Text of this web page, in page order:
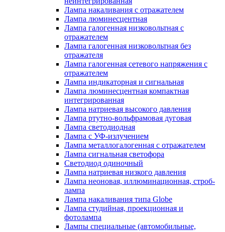
Лампа накаливания с отражателем
Лампа люминесцентная
Лампа галогенная низковольтная с
отражателем
Лампа галогенная низковольтная без
отражателя
Лампа галогенная сетевого напряжения с
отражателем
Лампа индикаторная и сигнальная
Лампа люминесцентная компактная
интегрированная
Лампа натриевая высокого давления
Лампа ртутно-вольфрамовая дуговая
Лампа светодиодная
Лампа с УФ-излучением
Лампа металлогалогенная с отражателем
Лампа сигнальная светофора
Светодиод одиночный
Лампа натриевая низкого давления
Лампа неоновая, иллюминационная, строб-
лампа
Лампа накаливания типа Globe
Лампа студийная, проекционная и
фотолампа
Лампы специальные (автомобильные,